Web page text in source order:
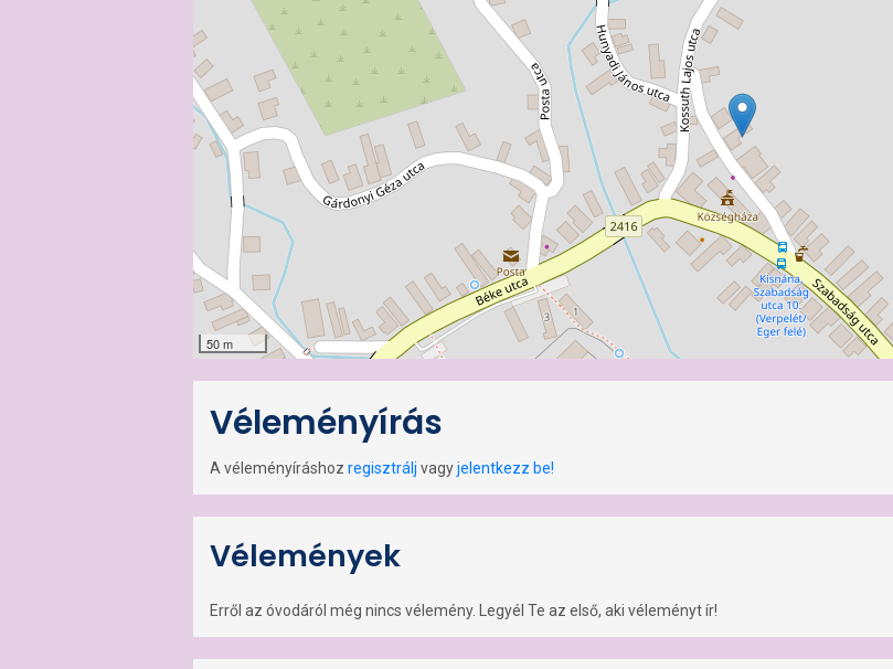
50 m
Véleményírás
A véleményíráshoz regisztrálj vagyjelentkezz be!
Vélemények
Erről az óvodáról még nincs vélemény. Legyél Te az első, aki véleményt ír!